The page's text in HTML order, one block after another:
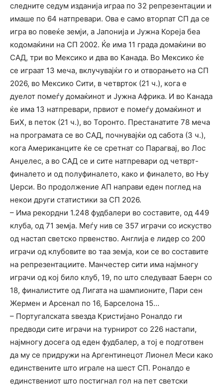
следните седум изданија играа по 32 репрезентации и
имаше по 64 натпревари. Ова е само вторпат СП да се
игра во повеќе земји, а Јапонија и Јужна Кореја беа
кодомаќини на СП 2002. Ќе има 11 града домаќини во
САД, три во Мексико и два во Канада. Во Мексико ќе
се играат 13 меча, вклучувајќи го и отворањето на СП
2026, во Мексико Сити, в четврток (21 ч.), кога е
дуелот помеѓу домаќинот и Јужна Африка. И во Канада
ќе има 13 натпревари, првиот е помеѓу домаќинот и
БиХ, в петок (21 ч.), во Торонто. Престанатите 78 меча
на програмата се во САД, почнувајќи од сабота (3 ч.),
кога Американците ќе се сретнат со Парагвај, во Лос
Анџелес, а во САД се и сите натпревари од четврт-
финалето и од полуфиналето, како и финалето, во Њу
Џерси. Во продолжение АП направи еден поглед на
некои други статистики за СП 2026.
– Има рекордни 1.248 фудбалери во составите, од 449
клуба, од 71 земја. Меѓу нив се 357 играчи со искуство
од настап светско првенство. Англија е лидер со 200
играчи од клубовите во таа земја, кои се во составите
на репрезентациите. Манчестер сити има најмногу
играчи од кој било клуб, 19, по што следуваат Баерн со
18, финалистите од Лигата на шампионите, Пари сен
Жермен и Арсенал по 16, Барселона 15…
– Португалската ѕвезда Кристијано Роналдо ги
предводи сите играчи на турнирот со 226 настапи,
најмногу досега од еден фудбалер, а тој е подготвен
да му се придружи на Аргентинецот Лионел Меси како
единствените што играле на шест СП. Роналдо е
единствениот што постигнал гол на пет светски